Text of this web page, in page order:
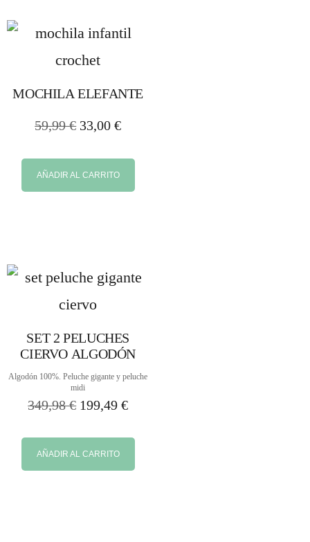
MOCHILA ELEFANTE
59,99€ 33,00€
AÑADIR AL CARRITO
SET 2 PELUCHES
CIERVO ALGODÓN
Algodón 100%. Peluche gigante y peluche
midi
349,98€ 199,49€
AÑADIR AL CARRITO